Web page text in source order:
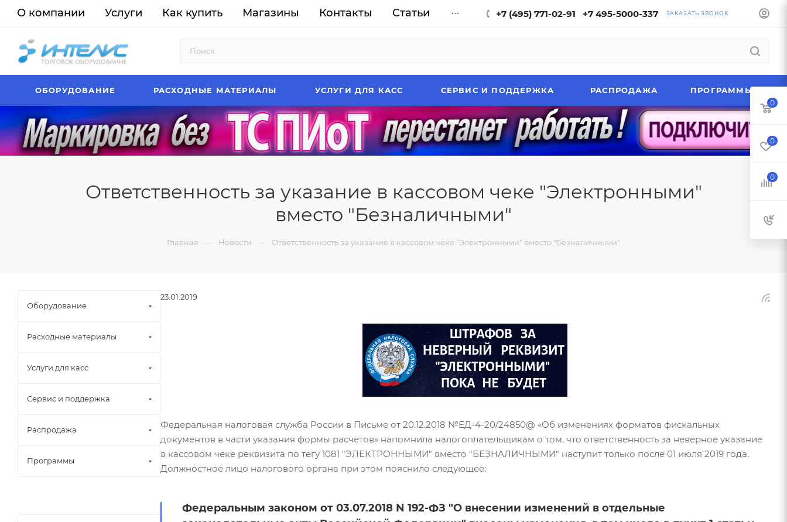
О компании Услуги Как купить Магазины Контакты Статьи ... +7 (495) 771-02-91 +7 495-5000-337 ЗАКАЗАТЬ ЗВОНОК
ОБОРУДОВАНИЕ РАСХОДНЫЕ МАТЕРИАЛЫ УСЛУГИ ДЛЯ КАСС СЕРВИС И ПОДДЕРЖКА РАСПРОДАЖА ПРОГРАММЫ
Ответственность за указание в кассовом чеке "Электронными"
вместо "Безналичными"
Главная — Новости — Ответственность за указание в кассовом чеке "Электронными" вместо "Безналичными"
23.01.2019
Федеральная налоговая служба России в Письме от 20.12.2018 №ЕД-4-20/24850@ «Об изменениях форматов фискальных
документов в части указания формы расчетов» напомнила налогоплательщикам о том, что ответственность за неверное указание
в кассовом чеке реквизита по тегу 1081 "ЭЛЕКТРОННЫМИ" вместо "БЕЗНАЛИЧНЫМИ" наступит только после 01 июля 2019 года.
Должностное лицо налогового органа при этом пояснило следующее:
Федеральным законом от 03.07.2018 N 192-ФЗ "О внесении изменений в отдельные
Оборудование
Расходные материалы
Услуги для касс
Сервис и поддержка
Распродажа
Программы
0
0
0